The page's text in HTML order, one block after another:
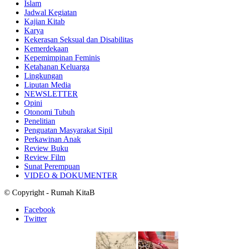
Islam
Jadwal Kegiatan
Kajian Kitab
Karya
Kekerasan Seksual dan Disabilitas
Kemerdekaan
Kepemimpinan Feminis
Ketahanan Keluarga
Lingkungan
Liputan Media
NEWSLETTER
Opini
Otonomi Tubuh
Penelitian
Penguatan Masyarakat Sipil
Perkawinan Anak
Review Buku
Review Film
Sunat Perempuan
VIDEO & DOKUMENTER
© Copyright - Rumah KitaB
Facebook
Twitter